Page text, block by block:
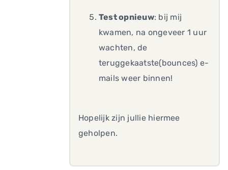
Test opnieuw: bij mij
kwamen, na ongeveer 1 uur
wachten, de
teruggekaatste(bounces) e-
mails weer binnen!
Hopelijk zijn jullie hiermee
geholpen.